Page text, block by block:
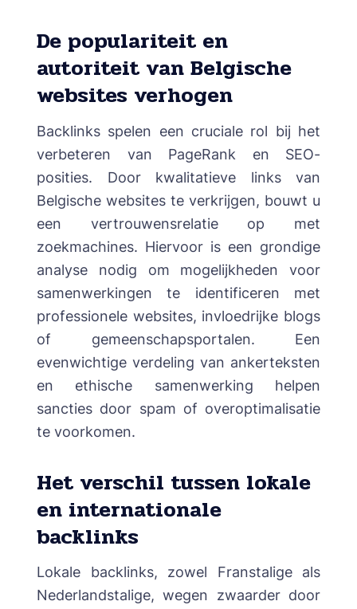
De populariteit en
autoriteit van Belgische
websites verhogen
Backlinks spelen een cruciale rol bij het
verbeteren van PageRank en SEO-
posities. Door kwalitatieve links van
Belgische websites te verkrijgen, bouwt u
een vertrouwensrelatie op met
zoekmachines. Hiervoor is een grondige
analyse nodig om mogelijkheden voor
samenwerkingen te identificeren met
professionele websites, invloedrijke blogs
of gemeenschapsportalen. Een
evenwichtige verdeling van ankerteksten
en ethische samenwerking helpen
sancties door spam of overoptimalisatie
te voorkomen.
Het verschil tussen lokale
en internationale
backlinks
Lokale backlinks, zowel Franstalige als
Nederlandstalige, wegen zwaarder door